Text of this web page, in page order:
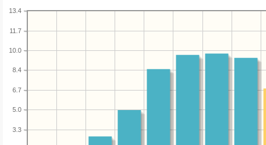
3.3
5.0
6.7
8.4
10.0
11.7
13.4